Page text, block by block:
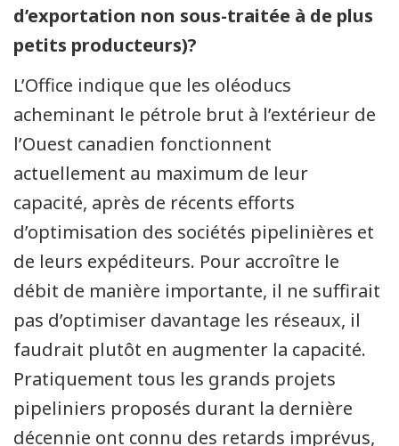
d’exportation non sous-traitée à de plus
petits producteurs)?
L’Office indique que les oléoducs
acheminant le pétrole brut à l’extérieur de
l’Ouest canadien fonctionnent
actuellement au maximum de leur
capacité, après de récents efforts
d’optimisation des sociétés pipelinières et
de leurs expéditeurs. Pour accroître le
débit de manière importante, il ne suffirait
pas d’optimiser davantage les réseaux, il
faudrait plutôt en augmenter la capacité.
Pratiquement tous les grands projets
pipeliniers proposés durant la dernière
décennie ont connu des retards imprévus,